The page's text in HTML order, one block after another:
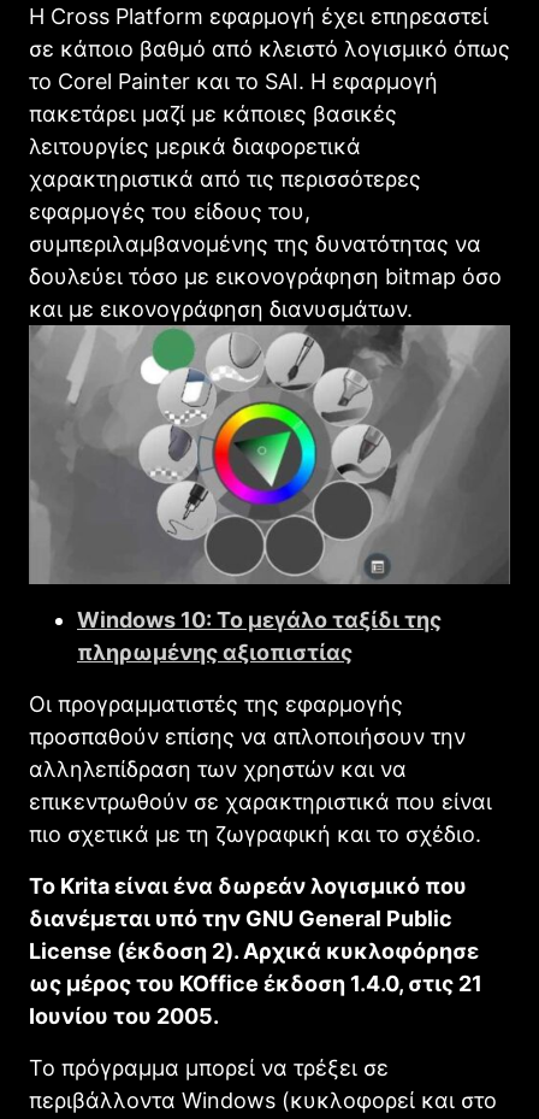
Η Cross Platform εφαρμογή έχει επηρεαστεί
σε κάποιο βαθμό από κλειστό λογισμικό όπως
το Corel Painter και το SAI. Η εφαρμογή
πακετάρει μαζί με κάποιες βασικές
λειτουργίες μερικά διαφορετικά
χαρακτηριστικά από τις περισσότερες
εφαρμογές του είδους του,
συμπεριλαμβανομένης της δυνατότητας να
δουλεύει τόσο με εικονογράφηση bitmap όσο
και με εικονογράφηση διανυσμάτων.
Windows 10: Το μεγάλο ταξίδι της
πληρωμένης αξιοπιστίας
Οι προγραμματιστές της εφαρμογής
προσπαθούν επίσης να απλοποιήσουν την
αλληλεπίδραση των χρηστών και να
επικεντρωθούν σε χαρακτηριστικά που είναι
πιο σχετικά με τη ζωγραφική και το σχέδιο.
Το Κrita είναι ένα δωρεάν λογισμικό που
διανέμεται υπό την GNU General Public
License (έκδοση 2). Αρχικά κυκλοφόρησε
ως μέρος του KOffice έκδοση 1.4.0, στις 21
Ιουνίου του 2005.
Το πρόγραμμα μπορεί να τρέξει σε
περιβάλλοντα Windows (κυκλοφορεί και στο